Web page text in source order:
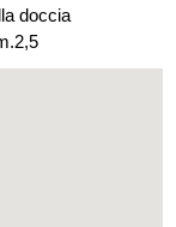
doccia